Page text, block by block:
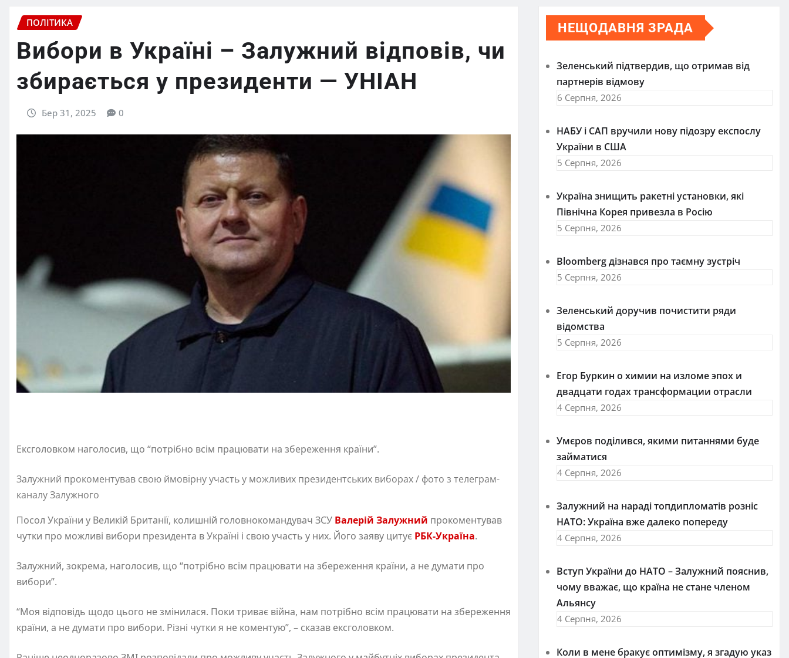
ПОЛІТИКА
Вибори в Україні – Залужний відповів, чи
збирається у президенти — УНІАН
Бер 31, 2025 0
Ексголовком наголосив, що “потрібно всім працювати на збереження країни”.
Залужний прокоментував свою ймовірну участь у можливих президентських виборах / фото з телеграм-
каналу Залужного
Посол України у Великій Британії, колишній головнокомандувач ЗСУ Валерій Залужний прокоментував
чутки про можливі вибори президента в Україні і свою участь у них. Його заяву цитує РБК-Україна.
Залужний, зокрема, наголосив, що “потрібно всім працювати на збереження країни, а не думати про
вибори”.
“Моя відповідь щодо цього не змінилася. Поки триває війна, нам потрібно всім працювати на збереження
країни, а не думати про вибори. Різні чутки я не коментую”, – сказав ексголовком.
НЕЩОДАВНЯ ЗРАДА
Зеленський підтвердив, що отримав від
партнерів відмову
6 Серпня, 2026
НАБУ і САП вручили нову підозру експослу
України в США
5 Серпня, 2026
Україна знищить ракетні установки, які
Північна Корея привезла в Росію
5 Серпня, 2026
Bloomberg дізнався про таємну зустріч
5 Серпня, 2026
Зеленський доручив почистити ряди
відомства
5 Серпня, 2026
Егор Буркин о химии на изломе эпох и
двадцати годах трансформации отрасли
4 Серпня, 2026
Умєров поділився, якими питаннями буде
займатися
4 Серпня, 2026
Залужний на нараді топдипломатів розніс
НАТО: Україна вже далеко попереду
4 Серпня, 2026
Вступ України до НАТО – Залужний пояснив,
чому вважає, що країна не стане членом
Альянсу
4 Серпня, 2026
Коли в мене бракує оптимізму, я згадую указ